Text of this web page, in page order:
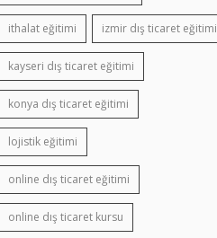
ithalat eğitimi izmir dış ticaret eğitimi
kayseri dış ticaret eğitimi
konya dış ticaret eğitimi
lojistik eğitimi
online dış ticaret eğitimi
online dış ticaret kursu